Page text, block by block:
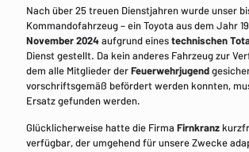
Nach über 25 treuen Dienstjahren wurde unser
Kommandofahrzeug – ein Toyota aus dem Jahr
November 2024aufgrund einestechnischen
Dienst gestellt. Da kein anderes Fahrzeug zur
dem alle Mitglieder derFeuerwehrjugend
vorschriftsgemäß befördert werden konnten,
Ersatz gefunden werden.
Glücklicherweise hatte die Firma Firnkranz
verfügbar, der umgehend für unsere Zwecke